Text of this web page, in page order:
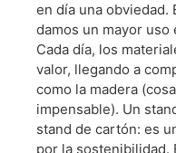
en día una obviedad.
damos un mayor uso
Cada día, los
valor, llegando a
como la madera
impensable). Un
stand de cartón: es
por la sostenibilidad.